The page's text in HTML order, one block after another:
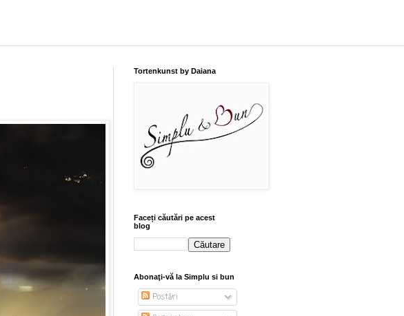
Tortenkunst by Daiana
Faceți căutări pe acest
blog
Abonaţi-vă la Simplu si bun
Postări